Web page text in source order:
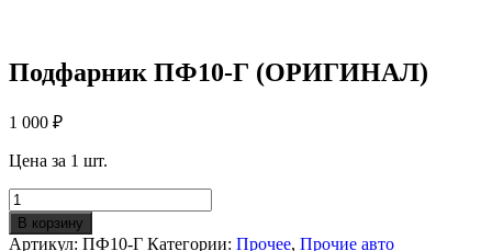
Подфарник ПФ10-Г (ОРИГИНАЛ)
1 000 ₽
Цена за 1 шт.
Количество
Подфарник
ПФ10-
В корзину
Артикул: ПФ10-Г Категории: Прочее, Прочие авто